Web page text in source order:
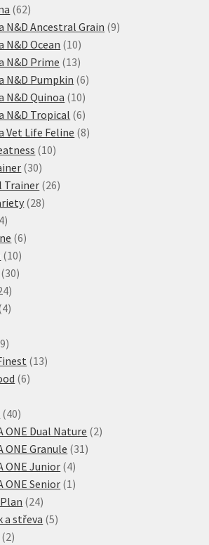
6262
produktů
N&D Ancestral Grain 99
N&D Ocean 1010
produktů
N&D Prime 1313
produktů
N&D Pumpkin 66
N&D Quinoa 1010
produktů
N&D Tropical 66
produktů
Vet Life Feline 88
1010
3030
produktů
Trainer 2626
2828
44
produkty
66
1010
produktů
3030
24
produktů
44
19
produktů
1313
66
4040
produktů
ONE Dual Nature 22
ONE Granule 31 31
ONE Junior 44
produkty
ONE Senior 1 1
2424
produktů
a střeva 55
22